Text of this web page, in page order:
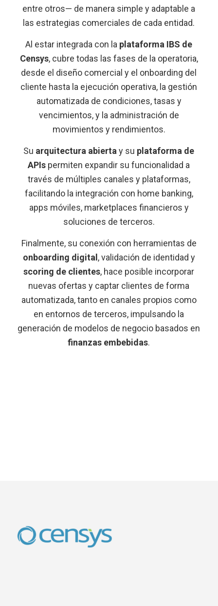
entre otros— de manera simple y adaptable a
las estrategias comerciales de cada entidad.
Al estar integrada con la plataforma IBS de
Censys, cubre todas las fases de la operatoria,
desde el diseño comercial y el onboarding del
cliente hasta la ejecución operativa, la gestión
automatizada de condiciones, tasas y
vencimientos, y la administración de
movimientos y rendimientos.
Su arquitectura abierta y su plataforma de
APIs permiten expandir su funcionalidad a
través de múltiples canales y plataformas,
facilitando la integración con home banking,
apps móviles, marketplaces financieros y
soluciones de terceros.
Finalmente, su conexión con herramientas de
onboarding digital , validación de identidad y
scoring de clientes, hace posible incorporar
nuevas ofertas y captar clientes de forma
automatizada, tanto en canales propios como
en entornos de terceros, impulsando la
generación de modelos de negocio basados en
finanzas embebidas.